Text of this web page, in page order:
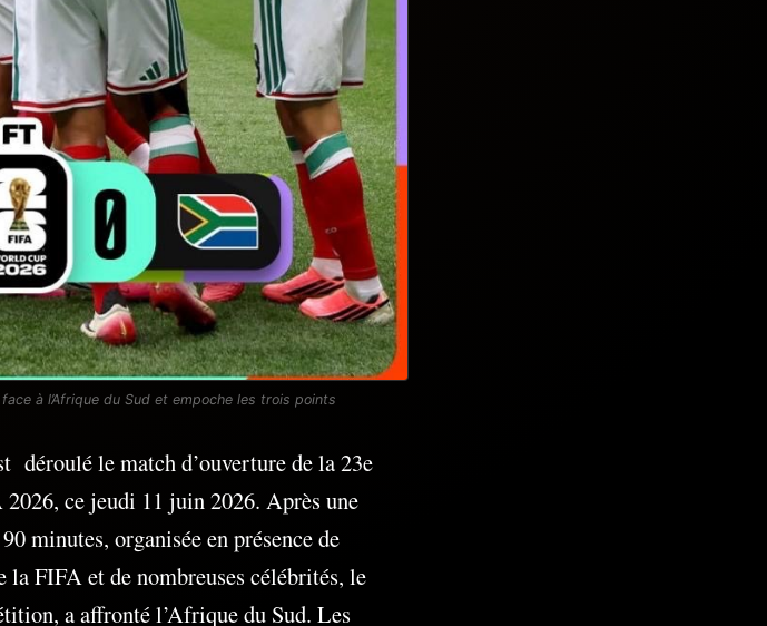
à l’Afrique du Sud et empoche les trois points
déroulé le match d’ouverture de la 23e
ce jeudi 11 juin 2026. Après une
minutes, organisée en présence de
FIFA et de nombreuses célébrités, le
a affronté l’Afrique du Sud. Les